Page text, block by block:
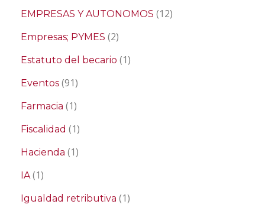
EMPRESAS Y AUTONOMOS (12)
Empresas; PYMES (2)
Estatuto del becario (1)
Eventos (91)
Farmacia (1)
Fiscalidad (1)
Hacienda (1)
IA(1)
Igualdad retributiva (1)